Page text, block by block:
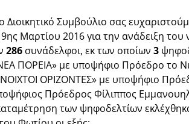
Διοικητικό Συμβούλιο σας
Μαρτίου 2016 για την ανάδειξη
286 συνάδελφοι, εκ των οποίων 3
ΠΟΡΕΙΑ» με υποψήφιο Πρόεδρο το
ΟΡΙΖΟΝΤΕΣ» με υποψήφιο
Πρόεδρος Φίλιππος
των ψηφοδελτίων